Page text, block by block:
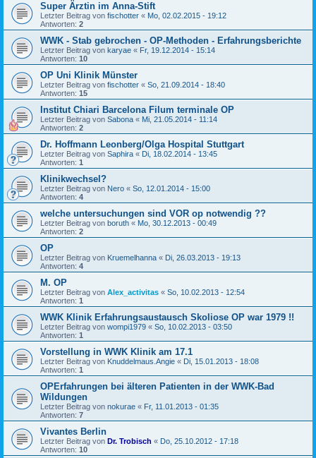
Super Ärztin im Anna-Stift
Letzter Beitrag von fischotter « Mo, 02.02.2015 - 19:12
Antworten: 2
WWK - Stab gebrochen - OP-Methoden - Erfahrungsberichte
Letzter Beitrag von karyae « Fr, 19.12.2014 - 15:14
Antworten: 10
OP Uni Klinik Münster
Letzter Beitrag von fischotter « So, 21.09.2014 - 18:40
Antworten: 15
Institut Chiari Barcelona Filum terminale OP
Letzter Beitrag von Sabona « Mi, 21.05.2014 - 11:14
Antworten: 2
Dr. Hoffmann Leonberg/Olga Hospital Stuttgart
Letzter Beitrag von Saphira « Di, 18.02.2014 - 13:45
Antworten: 1
Klinikwechsel?
Letzter Beitrag von Nero « So, 12.01.2014 - 15:00
Antworten: 4
welche untersuchungen sind VOR op notwendig ??
Letzter Beitrag von boruth « Mo, 30.12.2013 - 00:49
Antworten: 2
OP
Letzter Beitrag von Kruemelhanna « Di, 26.03.2013 - 19:13
Antworten: 4
M. OP
Letzter Beitrag von Alex_activitas « So, 10.02.2013 - 12:54
Antworten: 1
WWK Klinik Erfahrungsaustausch Skoliose OP war 1979 !!
Letzter Beitrag von wompi1979 « So, 10.02.2013 - 03:50
Antworten: 1
Vorstellung in WWK Klinik am 17.1
Letzter Beitrag von Knuddelmaus.Angie « Di, 15.01.2013 - 18:08
Antworten: 1
OPErfahrungen bei älteren Patienten in der WWK-Bad
Wildungen
Letzter Beitrag von nokurae « Fr, 11.01.2013 - 01:35
Antworten: 7
Vivantes Berlin
Letzter Beitrag von Dr. Trobisch « Do, 25.10.2012 - 17:18
Antworten: 10